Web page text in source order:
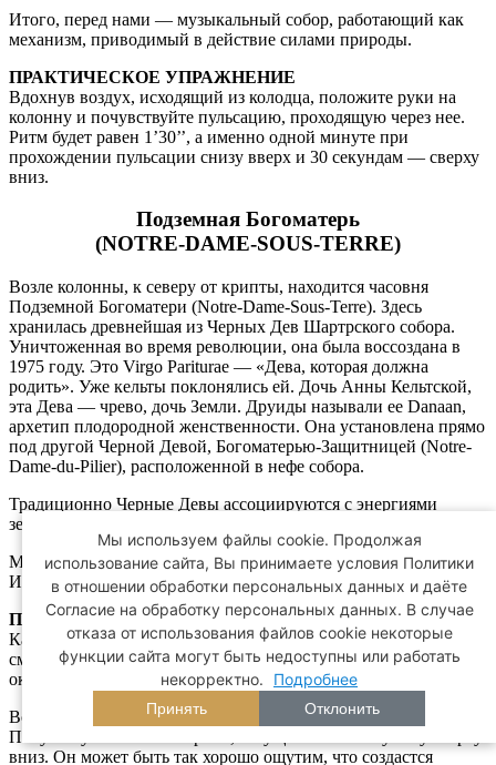
Итого, перед нами — музыкальный собор, работающий как
механизм, приводимый в действие силами природы.
ПРАКТИЧЕСКОЕ УПРАЖНЕНИЕ
Вдохнув воздух, исходящий из колодца, положите руки на
колонну и почувствуйте пульсацию, проходящую через нее.
Ритм будет равен 1’30’’, а именно одной минуте при
прохождении пульсации снизу вверх и 30 секундам — сверху
вниз.
Подземная Богоматерь
(NOTRE-DAME-SOUS-TERRE)
Возле колонны, к северу от крипты, находится часовня
Подземной Богоматери (Notre-Dame-Sous-Terre). Здесь
хранилась древнейшая из Черных Дев Шартрского собора.
Уничтоженная во время революции, она была воссоздана в
1975 году. Это Virgo Pariturae — «Дева, которая должна
родить». Уже кельты поклонялись ей. Дочь Анны Кельтской,
эта Дева — чрево, дочь Земли. Друиды называли ее Danaan,
архетип плодородной женственности. Она установлена прямо
под другой Черной Девой, Богоматерью-Защитницей (Notre-
Dame-du-Pilier), расположенной в нефе собора.
Традиционно Черные Девы ассоциируются с энергиями
земли. Их предназначение — очищение паломника.
Мы вернемся к Черным Девам позже в связи с мифом об
Исиде и Осирисе.
ПРАКТИЧЕСКОЕ УПРАЖНЕНИЕ
Как только вы войдете в часовню Черной Девы, сразу по
смотрите вверх. Вы увидите картину, изображающую руку,
окруженную звездами.
Встаньте непосредственно под рукой и закройте глаза.
Почувствуйте поток энергии, текущий по вашему телу сверху
вниз. Он может быть так хорошо ощутим, что создастся
Мы используем файлы cookie. Продолжая
использование сайта, Вы принимаете условия Политики
в отношении обработки персональных данных и даёте
Согласие на обработку персональных данных. В случае
отказа от использования файлов cookie некоторые
функции сайта могут быть недоступны или работать
некорректно.
Подробнее
Принять Отклонить